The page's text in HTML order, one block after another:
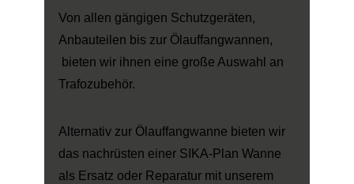
Von allen gängigen Schutzgeräten,
Anbauteilen bis zur Ölauffangwannen,
bieten wir ihnen eine große Auswahl an
Trafozubehör.
Alternativ zur Ölauffangwanne bieten wir
das nachrüsten einer SIKA-Plan Wanne
als Ersatz oder Reparatur mit unserem